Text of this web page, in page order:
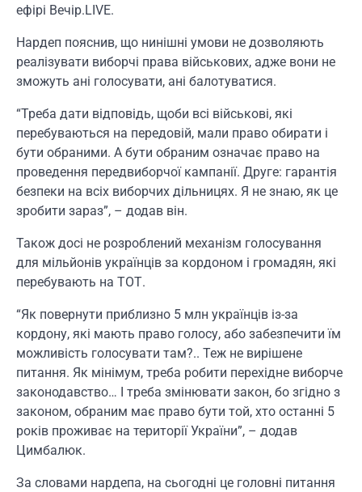
ефірі Вечір.LIVE.
Нардеп пояснив, що нинішні умови не дозволяють
реалізувати виборчі права військових, адже вони не
зможуть ані голосувати, ані балотуватися.
“Треба дати відповідь, щоби всі військові, які
перебуваються на передовій, мали право обирати і
бути обраними. А бути обраним означає право на
проведення передвиборчої кампанії. Друге: гарантія
безпеки на всіх виборчих дільницях. Я не знаю, як це
зробити зараз”, – додав він.
Також досі не розроблений механізм голосування
для мільйонів українців за кордоном і громадян, які
перебувають на ТОТ.
“Як повернути приблизно 5 млн українців із-за
кордону, які мають право голосу, або забезпечити їм
можливість голосувати там?.. Теж не вирішене
питання. Як мінімум, треба робити перехідне виборче
законодавство… І треба змінювати закон, бо згідно з
законом, обраним має право бути той, хто останні 5
років проживає на території України”, – додав
Цимбалюк.
За словами нардепа, на сьогодні це головні питання